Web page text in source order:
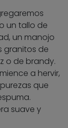
un tallo de
un manojo
granitos de
o de brandy.
a hervir,
que
suave y